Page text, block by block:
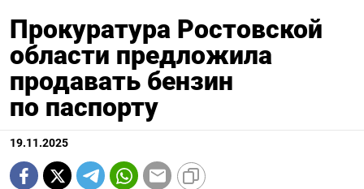
Прокуратура Ростовской
области предложила
продавать бензин
по паспорту
19.11.2025